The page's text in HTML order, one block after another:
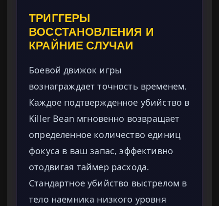
ТРИГГЕРЫ
ВОССТАНОВЛЕНИЯ И
КРАЙНИЕ СЛУЧАИ
Боевой движок игры
вознаграждает точность временем.
Каждое подтвержденное убийство в
Killer Bean мгновенно возвращает
определенное количество единиц
фокуса в ваш запас, эффективно
отодвигая таймер расхода.
Стандартное убийство выстрелом в
тело наемника низкого уровня